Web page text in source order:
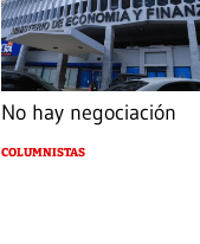
No hay negociación
COLUMNISTAS